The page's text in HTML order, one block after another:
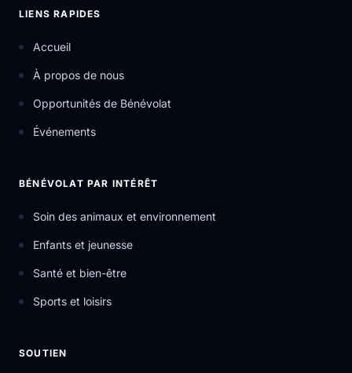
LIENS RAPIDES
Accueil
À propos de nous
Opportunités de Bénévolat
Événements
BÉNÉVOLAT PAR INTÉRÊT
Soin des animaux et environnement
Enfants et jeunesse
Santé et bien-être
Sports et loisirs
SOUTIEN